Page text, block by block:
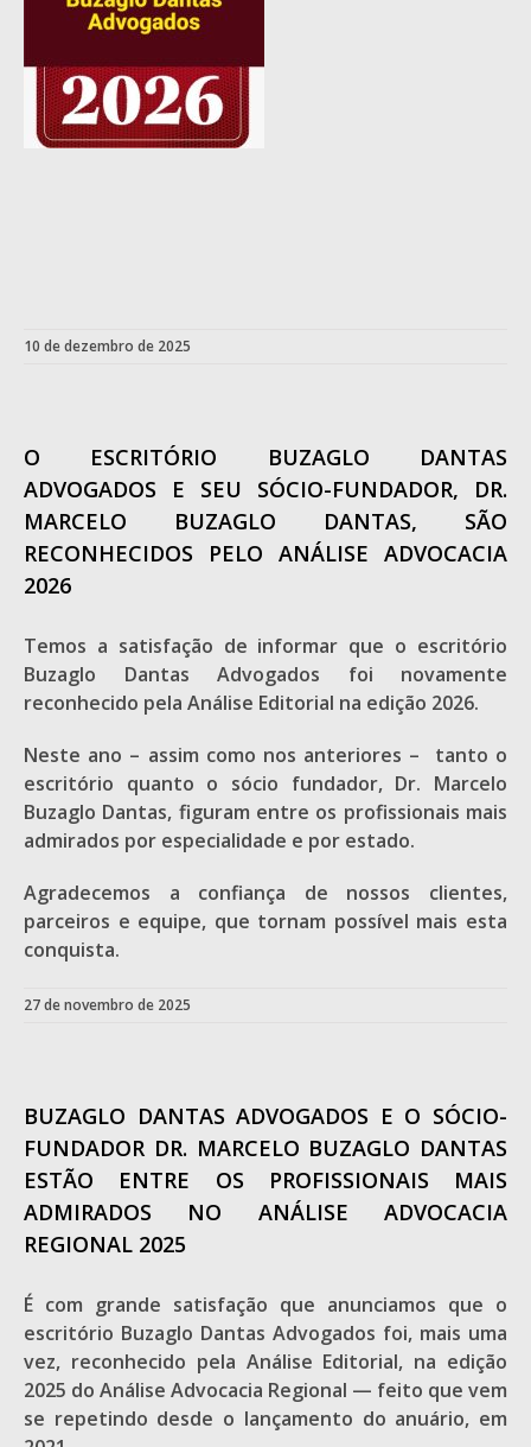
10 de dezembro de 2025
O ESCRITÓRIO BUZAGLO DANTAS
ADVOGADOS E SEU SÓCIO-FUNDADOR, DR.
MARCELO BUZAGLO DANTAS, SÃO
RECONHECIDOS PELO ANÁLISE ADVOCACIA
2026
Temos a satisfação de informar que o escritório
Buzaglo Dantas Advogados foi novamente
reconhecido pela Análise Editorial na edição 2026.
Neste ano – assim como nos anteriores – tanto o
escritório quanto o sócio fundador, Dr. Marcelo
Buzaglo Dantas, figuram entre os profissionais mais
admirados por especialidade e por estado.
Agradecemos a confiança de nossos clientes,
parceiros e equipe, que tornam possível mais esta
conquista.
27 de novembro de 2025
BUZAGLO DANTAS ADVOGADOS E O SÓCIO-
FUNDADOR DR. MARCELO BUZAGLO DANTAS
ESTÃO ENTRE OS PROFISSIONAIS MAIS
ADMIRADOS NO ANÁLISE ADVOCACIA
REGIONAL 2025
É com grande satisfação que anunciamos que o
escritório Buzaglo Dantas Advogados foi, mais uma
vez, reconhecido pela Análise Editorial, na edição
2025 do Análise Advocacia Regional — feito que vem
se repetindo desde o lançamento do anuário, em